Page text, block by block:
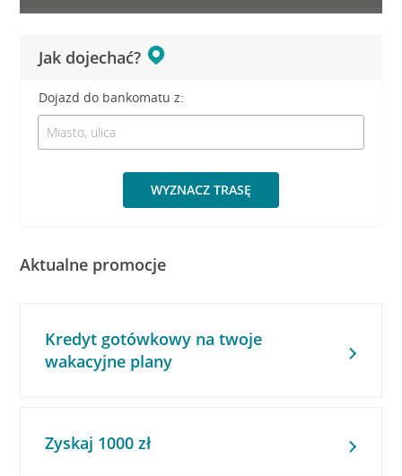
Jak dojechać?
Dojazd do bankomatu z:
WYZNACZ TRASĘ
Aktualne promocje
Kredyt gotówkowy na twoje
wakacyjne plany
Zyskaj 1000 zł